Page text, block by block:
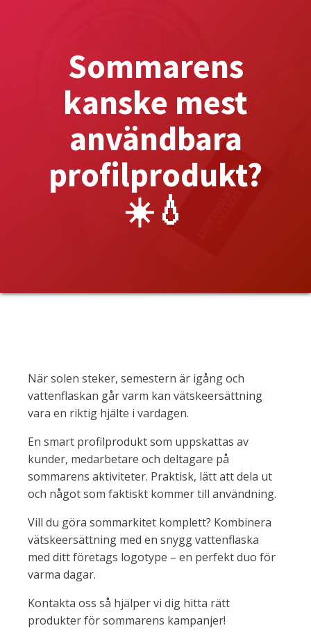
Sommarens
kanske mest
användbara
profilprodukt?
☀️💧
När solen steker, semestern är igång och
vattenflaskan går varm kan vätskeersättning
vara en riktig hjälte i vardagen.
En smart profilprodukt som uppskattas av
kunder, medarbetare och deltagare på
sommarens aktiviteter. Praktisk, lätt att dela ut
och något som faktiskt kommer till användning.
Vill du göra sommarkitet komplett? Kombinera
vätskeersättning med en snygg vattenflaska
med ditt företags logotype – en perfekt duo för
varma dagar.
Kontakta oss så hjälper vi dig hitta rätt
produkter för sommarens kampanjer!